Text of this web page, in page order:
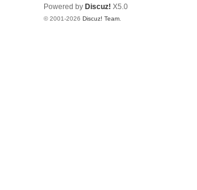
Powered by Discuz! X5.0
© 2001-2026 Discuz! Team